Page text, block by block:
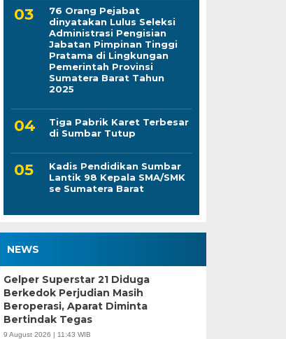
76 Orang Pejabat
dinyatakan Lulus Seleksi
Administrasi Pengisian
Jabatan Pimpinan Tinggi
Pratama di Lingkungan
Pemerintah Provinsi
Sumatera Barat Tahun
2025
Tiga Pabrik Karet Terbesar
di Sumbar Tutup
Kadis Pendidikan Sumbar
Lantik 98 Kepala SMA/SMK
se Sumatera Barat
NEWS
Gelper Superstar 21 Diduga
Berkedok Perjudian Masih
Beroperasi, Aparat Diminta
Bertindak Tegas
9 August 2026 | 11:43 WIB